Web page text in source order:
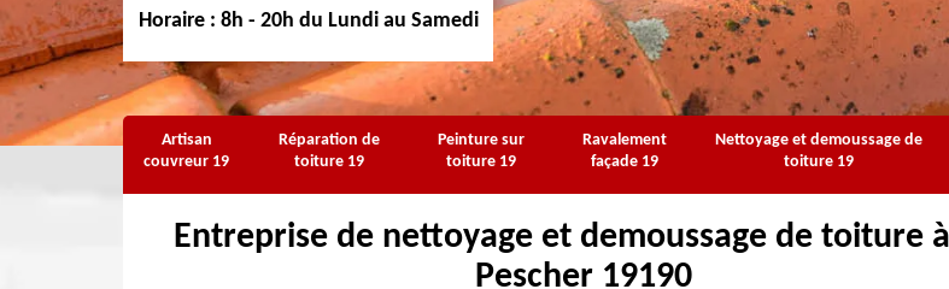
Horaire : 8h - 20h du Lundi au Samedi
Artisan
couvreur 19
Réparation de
toiture 19
Peinture sur
toiture 19
Ravalement
façade 19
Nettoyage et demoussage de
toiture 19
Entreprise de nettoyage et demoussage de toiture
Pescher 19190